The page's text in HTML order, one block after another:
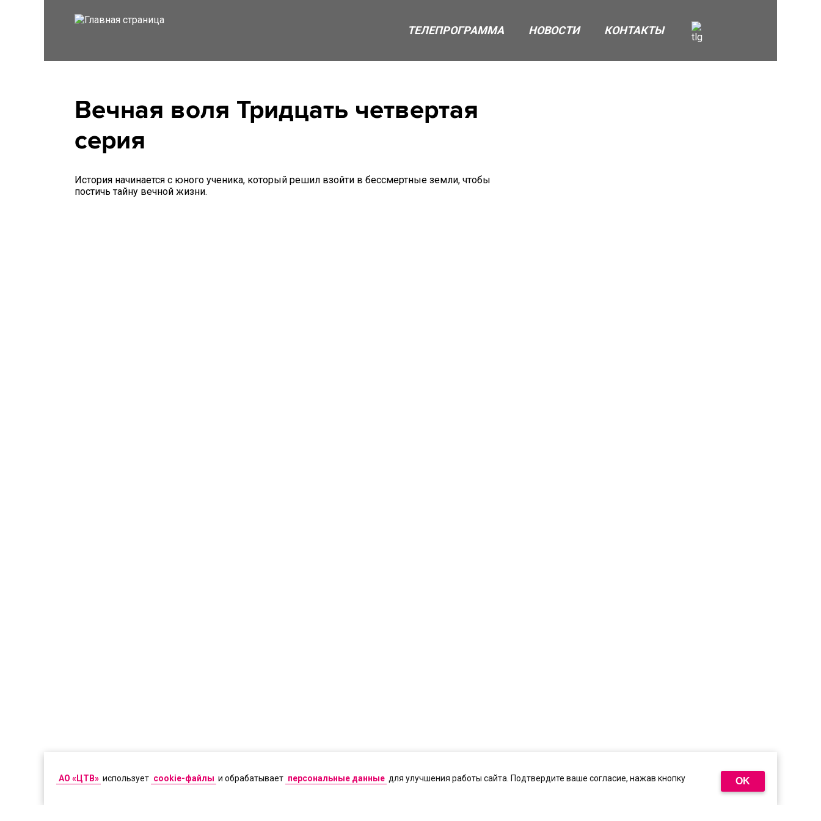
ТЕЛЕПРОГРАММА НОВОСТИ КОНТАКТЫ
Вечная воля Тридцать четвертая
серия
История начинается с юного ученика, который решил взойти в бессмертные земли, чтобы
постичь тайну вечной жизни.
АО «ЦТВ» использует cookie-файлы и обрабатывает персональные данные для улучшения работы сайта. Подтвердите ваше согласие, нажав кнопку OK